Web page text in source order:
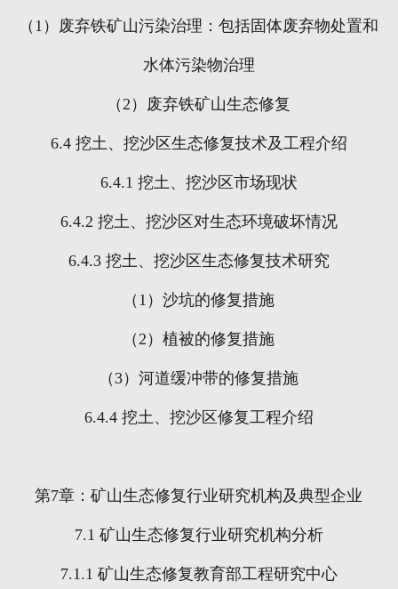
（ 1 ）废弃铁矿山污染治理：包括固体废弃物处置和
水体污染物治理
（ 2 ）废弃铁矿山生态修复
6.4 挖土、挖沙区生态修复技术及工程介绍
6.4.1 挖土、挖沙区市场现状
6.4.2 挖土、挖沙区对生态环境破坏情况
6.4.3 挖土、挖沙区生态修复技术研究
（ 1 ）沙坑的修复措施
（ 2 ）植被的修复措施
（3）河道缓冲带的修复措施
6.4.4 挖土、挖沙区修复工程介绍
第7章：矿山生态修复行业研究机构及典型企业
7.1 矿山生态修复行业研究机构分析
7.1.1 矿山生态修复教育部工程研究中心